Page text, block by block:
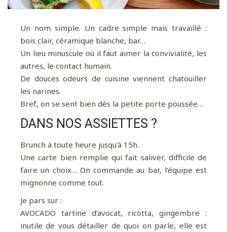
Un nom simple. Un cadre simple mais travaillé :
bois clair, céramique blanche, bar…
Un lieu minuscule où il faut aimer la convivialité, les
autres, le contact humain.
De douces odeurs de cuisine viennent chatouiller
les narines.
Bref, on se sent bien dès la petite porte poussée…
DANS NOS ASSIETTES ?
Brunch à toute heure jusqu’à 15h.
Une carte bien remplie qui fait saliver, difficile de
faire un choix… On commande au bar, l’équipe est
mignonne comme tout.
Je pars sur :
AVOCADO tartine d’avocat, ricotta, gingembre :
inutile de vous détailler de quoi on parle, elle est